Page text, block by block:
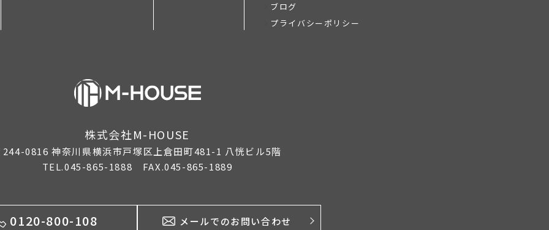
ブログ
プライバシーポリシー
株式会社M-HOUSE
244-0816 神奈川県横浜市戸塚区上倉田町481-1 八恍ビル5階
TEL.045-865-1888 FAX.045-865-1889
0120-800-108 メールでのお問い合わせ